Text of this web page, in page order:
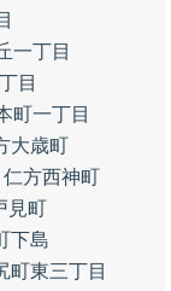
一丁目
目
町一丁目
大歳町
仁方西神町
見町
下島
町東三丁目